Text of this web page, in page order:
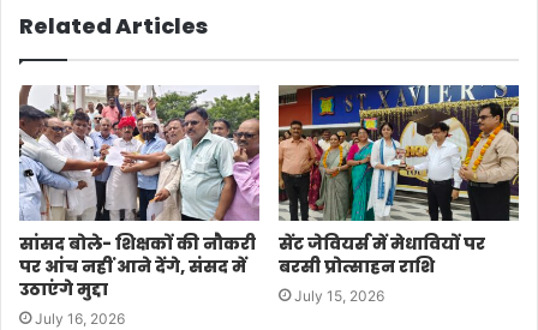
Related Articles
सांसद बोले- शिक्षकों की नौकरी
पर आंच नहीं आने देंगे, संसद में
उठाएंगे मुद्दा
July 16, 2026
सेंट जेवियर्स में मेधावियों पर
बरसी प्रोत्साहन राशि
July 15, 2026